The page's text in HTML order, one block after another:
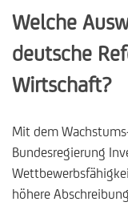
Welche
deutsche
Wirtschaft?
Mit dem
Bundesregierung
höhere